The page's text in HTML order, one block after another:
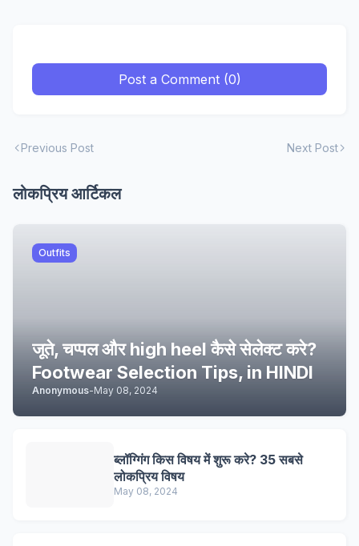
Post a Comment (0)
Previous Post Next Post
लोकप्रिय आर्टिकल
Outfits
जूते, चप्पल और high heel कैसे सेलेक्ट करे?
Footwear Selection Tips, in HINDI
Anonymous-May 08, 2024
ब्लॉग्गिंग किस विषय में शुरू करे? 35 सबसे
लोकप्रिय विषय
May 08, 2024